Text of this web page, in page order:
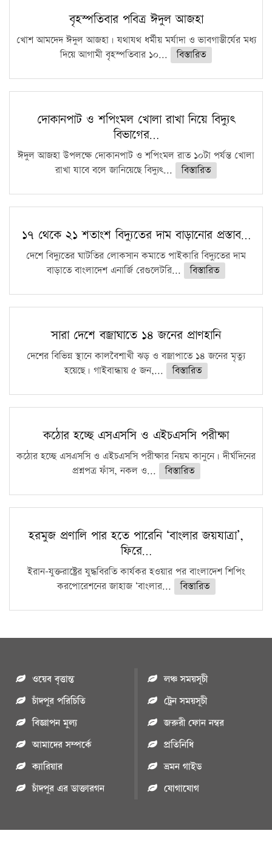
বৃহস্পতিবার পবিত্র ঈদুল আজহা
খোশ আমদেদ ঈদুল আজহা। যথাযথ ধর্মীয় মর্যাদা ও ভাবগাম্ভীর্যের মধ্য
দিয়ে আগামী বৃহস্পতিবার ১০...
বিস্তারিত
দোকানপাট ও শপিংমল খোলা রাখা নিয়ে বিদ্যুৎ
বিভাগের…
ঈদুল আজহা উপলক্ষে দোকানপাট ও শপিংমল রাত ১০টা পর্যন্ত খোলা
রাখা যাবে বলে জানিয়েছে বিদ্যুৎ...
বিস্তারিত
১৭ থেকে ২১ শতাংশ বিদ্যুতের দাম বাড়ানোর প্রস্তাব…
দেশে বিদ্যুতের ঘাটতির লোকসান কমাতে পাইকারি বিদ্যুতের দাম
বাড়াতে বাংলাদেশ এনার্জি রেগুলেটরি...
বিস্তারিত
সারা দেশে বজ্রাঘাতে ১৪ জনের প্রাণহানি
দেশের বিভিন্ন স্থানে কালবৈশাখী ঝড় ও বজ্রাপাতে ১৪ জনের মৃত্যু
হয়েছে। গাইবান্ধায় ৫ জন,...
বিস্তারিত
কঠোর হচ্ছে এসএসসি ও এইচএসসি পরীক্ষা
কঠোর হচ্ছে এসএসসি ও এইচএসসি পরীক্ষার নিয়ম কানুনে। দীর্ঘদিনের
প্রশ্নপত্র ফাঁস, নকল ও...
বিস্তারিত
হরমুজ প্রণালি পার হতে পারেনি ‘বাংলার জয়যাত্রা’,
ফিরে…
ইরান-যুক্তরাষ্ট্রের যুদ্ধবিরতি কার্যকর হওয়ার পর বাংলাদেশ শিপিং
করপোরেশনের জাহাজ ‘বাংলার...
বিস্তারিত
ওয়েব বৃত্তান্ত
চাঁদপুর পরিচিতি
বিজ্ঞাপন মুল্য
আমাদের সম্পর্কে
ক্যারিয়ার
চাঁদপুর এর ডাক্তারগন
লঞ্চ সময়সূচী
ট্রেন সময়সূচী
জরুরী ফোন নম্বর
প্রতিনিধি
ভ্রমন গাইড
যোগাযোগ